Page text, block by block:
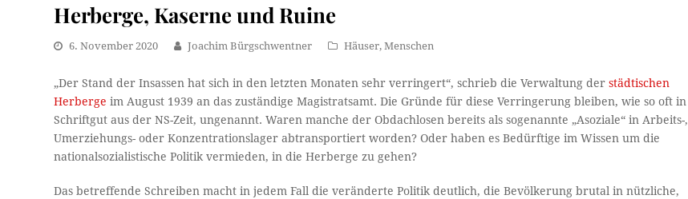
Herberge, Kaserne und Ruine
6. November 2020 Joachim Bürgschwentner Häuser,Menschen
„Der Stand der Insassen hat sich in den letzten Monaten sehr verringert“, schrieb die Verwaltung derstädtischen
Herberge im August 1939 an das zuständige Magistratsamt. Die Gründe für diese Verringerung bleiben, wie so oft in
Schriftgut aus der NS-Zeit, ungenannt. Waren manche der Obdachlosen bereits als sogenannte „Asoziale“ in Arbeits-,
Umerziehungs- oder Konzentrationslager abtransportiert worden? Oder haben es Bedürftige im Wissen um die
nationalsozialistische Politik vermieden, in die Herberge zu gehen?
Das betreffende Schreiben macht in jedem Fall die veränderte Politik deutlich, die Bevölkerung brutal in nützliche,